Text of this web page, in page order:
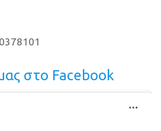
στο Facebook